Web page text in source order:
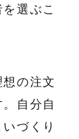
選ぶこ
の注文
自分自
づくり